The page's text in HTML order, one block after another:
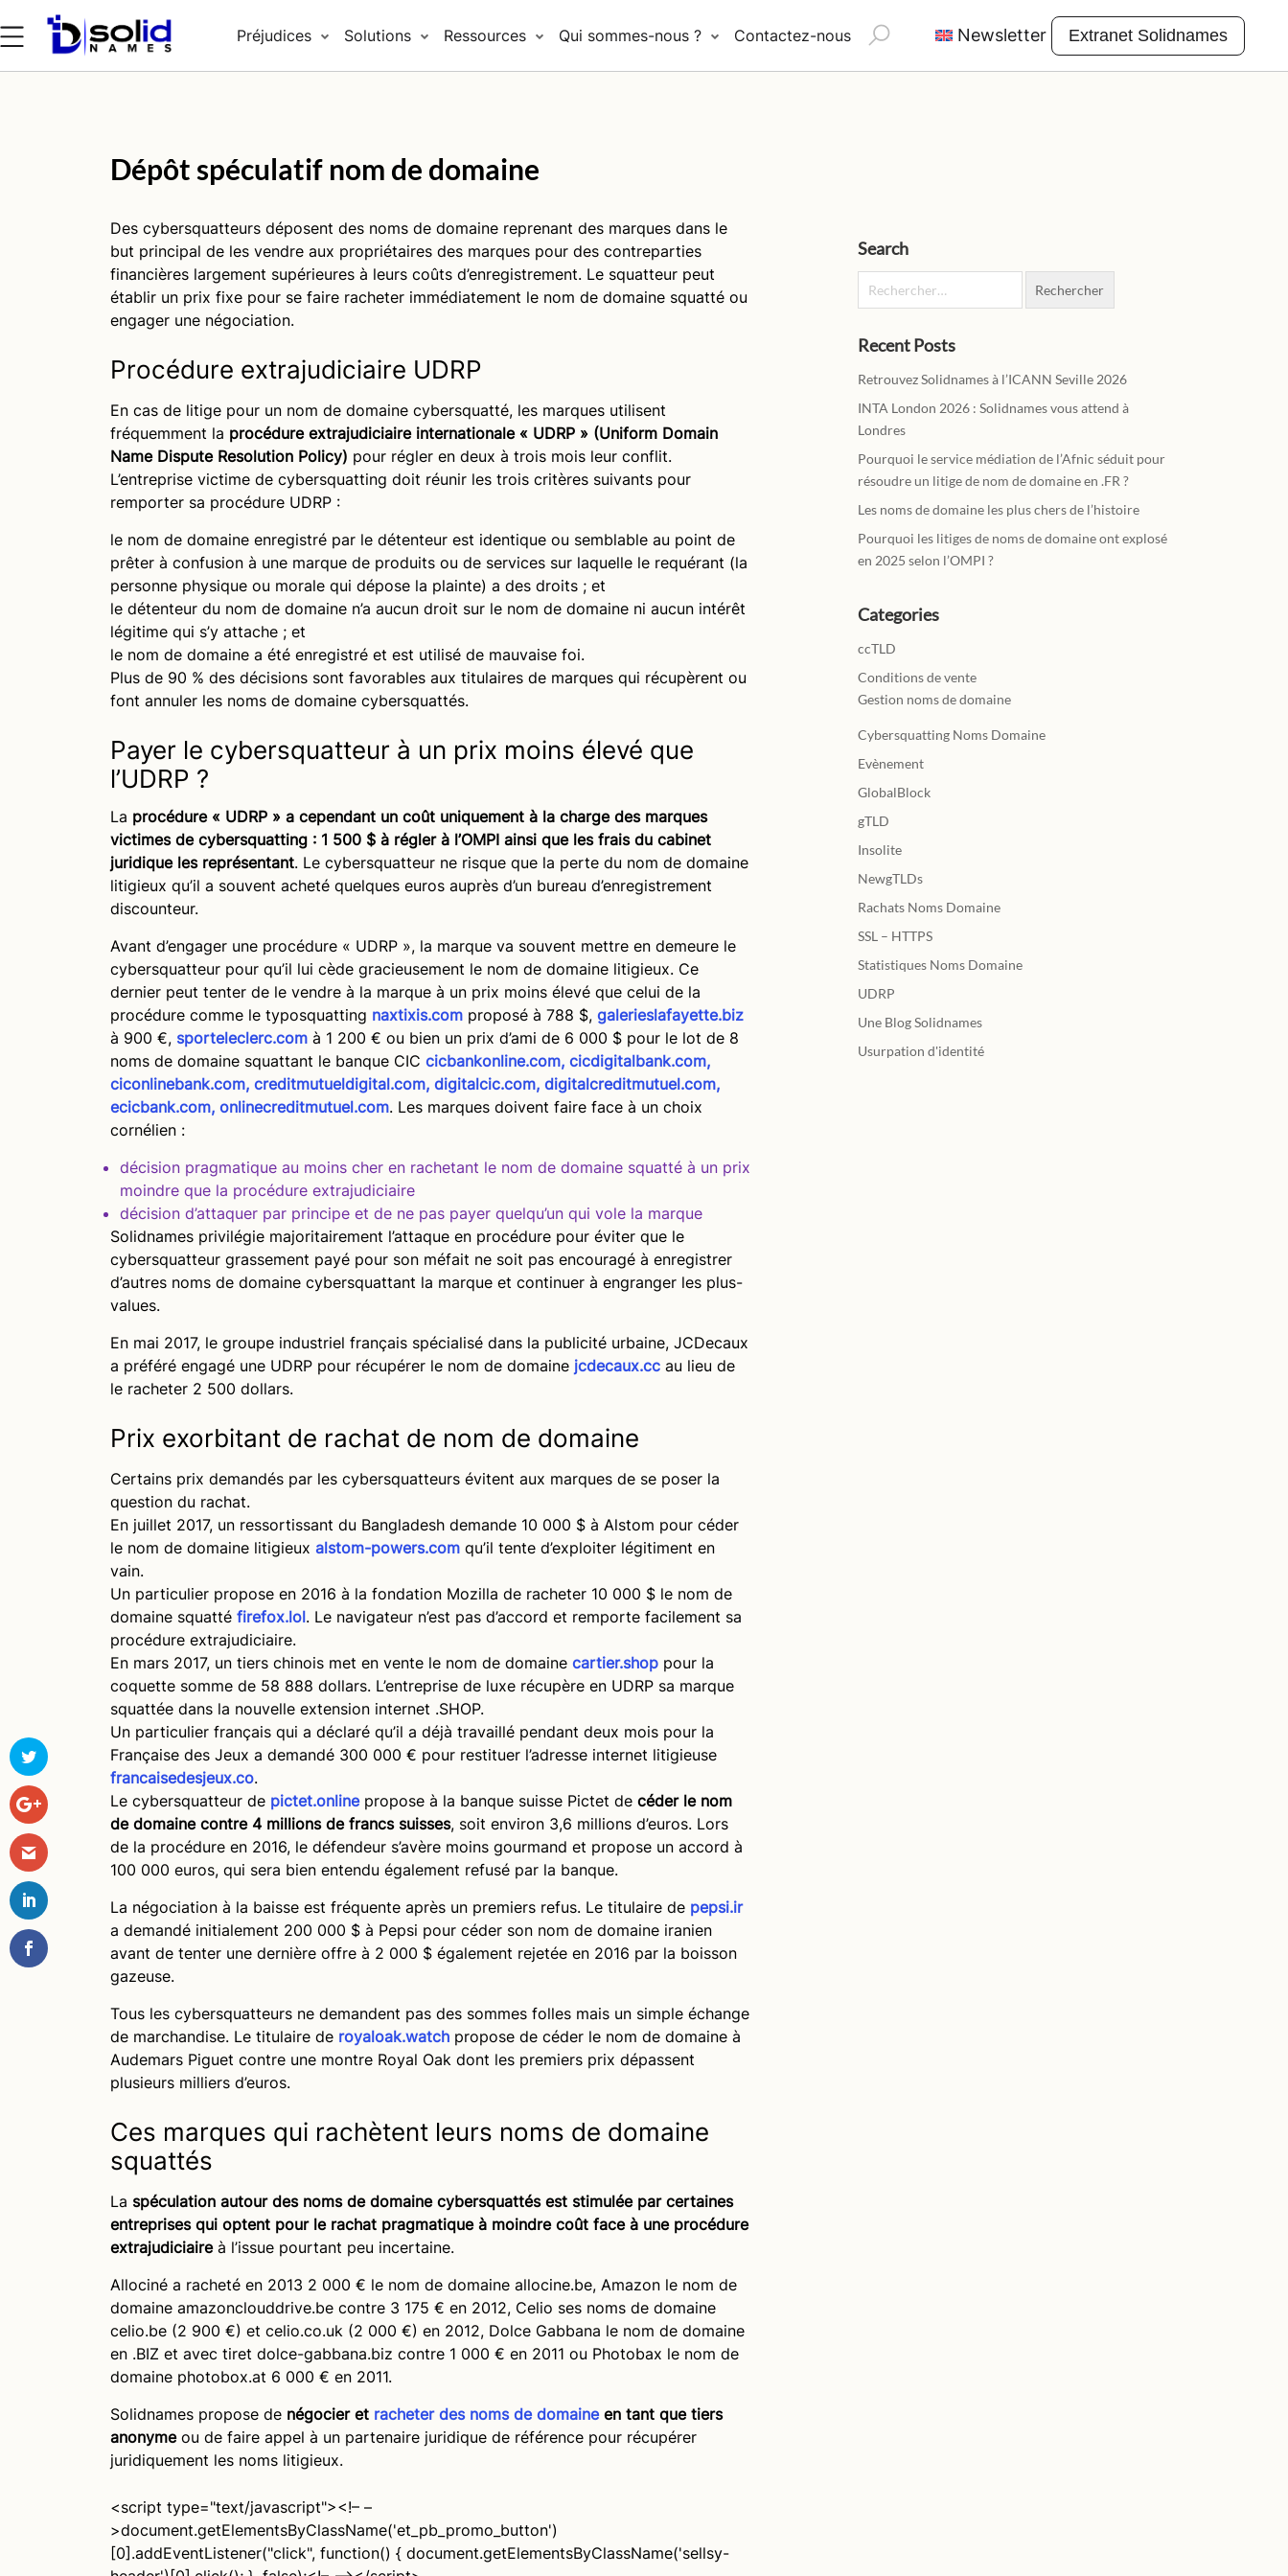
Préjudices Solutions Ressources Qui sommes-nous ? Contactez-nous Rechercher : Newsletter Extranet Solidnames
Dépôt spéculatif nom de domaine
Des cybersquatteurs déposent des noms de domaine reprenant des marques dans le
but principal de les vendre aux propriétaires des marques pour des contreparties
financières largement supérieures à leurs coûts d’enregistrement. Le squatteur peut
établir un prix fixe pour se faire racheter immédiatement le nom de domaine squatté ou
engager une négociation.
Procédure extrajudiciaire UDRP
En cas de litige pour un nom de domaine cybersquatté, les marques utilisent
fréquemment la procédure extrajudiciaire internationale « UDRP » (Uniform Domain
Name Dispute Resolution Policy) pour régler en deux à trois mois leur conflit.
L’entreprise victime de cybersquatting doit réunir les trois critères suivants pour
remporter sa procédure UDRP :
le nom de domaine enregistré par le détenteur est identique ou semblable au point de
prêter à confusion à une marquede produits ou de services sur laquelle le requérant (la
personne physique ou morale qui dépose la plainte) a des droits ; et
le détenteur du nom de domaine n’a aucun droit sur le nom de domaine ni aucun intérêt
légitimequi s’y attache ; et
le nom de domaine a été enregistré et est utilisé de mauvaise foi.
Plus de 90 % des décisions sont favorables aux titulaires de marques qui récupèrent ou
font annuler les noms de domaine cybersquattés.
Payer le cybersquatteur à un prix moins élevé que
l’UDRP ?
La procédure « UDRP » a cependant un coût uniquement à la charge des marques
victimes de cybersquatting : 1 500 $ à régler à l’OMPI ainsi que les frais du cabinet
juridique les représentant. Le cybersquatteur ne risque que la perte du nom de domaine
litigieux qu’il a souvent acheté quelques euros auprès d’un bureau d’enregistrement
discounteur.
Avant d’engager une procédure « UDRP », la marque va souvent mettre en demeure le
cybersquatteur pour qu’il lui cède gracieusement le nom de domaine litigieux. Ce
dernier peut tenter de le vendre à la marque à un prix moins élevé que celui de la
procédure comme le typosquatting naxtixis.comproposé à 788 $, galerieslafayette.biz
à 900 €, sporteleclerc.comà 1 200 € ou bien un prix d’ami de 6 000 $ pour le lot de 8
noms de domaine squattant le banque CIC cicbankonline.com, cicdigitalbank.com,
ciconlinebank.com, creditmutueldigital.com, digitalcic.com, digitalcreditmutuel.com,
ecicbank.com, onlinecreditmutuel.com. Les marques doivent faire face à un choix
cornélien :
décision pragmatique au moins cher en rachetant le nom de domaine squatté à un prix
moindre que la procédure extrajudiciaire
décision d’attaquer par principe et de ne pas payer quelqu’un qui vole la marque
Solidnames privilégie majoritairement l’attaque en procédure pour éviter que le
cybersquatteur grassement payé pour son méfait ne soit pas encouragé à enregistrer
d’autres noms de domaine cybersquattant la marque et continuer à engranger les plus-
values.
En mai 2017, le groupe industriel français spécialisé dans la publicité urbaine, JCDecaux
a préféré engagé une UDRP pour récupérer le nom de domaine jcdecaux.ccau lieu de
le racheter 2 500 dollars.
Prix exorbitant de rachat de nom de domaine
Certains prix demandés par les cybersquatteurs évitent aux marques de se poser la
question du rachat.
En juillet 2017, un ressortissant du Bangladesh demande 10 000 $ à Alstom pour céder
le nom de domaine litigieux alstom-powers.comqu’il tente d’exploiter légitiment en
vain.
Un particulier propose en 2016 à la fondation Mozilla de racheter 10 000 $ le nom de
domaine squatté firefox.lol. Le navigateur n’est pas d’accord et remporte facilement sa
procédure extrajudiciaire.
En mars 2017, un tiers chinois met en vente le nom de domaine cartier.shoppour la
coquette somme de 58 888 dollars. L’entreprise de luxe récupère en UDRP sa marque
squattée dans la nouvelle extension internet .SHOP.
Un particulier français qui a déclaré qu’il a déjà travaillé pendant deux mois pour la
Française des Jeux a demandé 300 000 € pour restituer l’adresse internet litigieuse
francaisedesjeux.co.
Le cybersquatteur de pictet.onlinepropose à la banque suisse Pictet de céder le nom
de domaine contre 4 millions de francs suisses, soit environ 3,6 millions d’euros. Lors
de la procédure en 2016, le défendeur s’avère moins gourmand et propose un accord à
100 000 euros, qui sera bien entendu également refusé par la banque.
La négociation à la baisse est fréquente après un premiers refus. Le titulaire de pepsi.ir
a demandé initialement 200 000 $ à Pepsi pour céder son nom de domaine iranien
avant de tenter une dernière offre à 2 000 $ également rejetée en 2016 par la boisson
gazeuse.
Tous les cybersquatteurs ne demandent pas des sommes folles mais un simple échange
de marchandise. Le titulaire de royaloak.watchpropose de céder le nom de domaine à
Audemars Piguet contre une montre Royal Oak dont les premiers prix dépassent
plusieurs milliers d’euros.
Ces marques qui rachètent leurs noms de domaine
squattés
La spéculation autour des noms de domaine cybersquattés est stimulée par certaines
entreprises qui optent pour le rachat pragmatique à moindre coût face à une procédure
extrajudiciaireà l’issue pourtant peu incertaine.
Allociné a racheté en 2013 2 000 € le nom de domaine allocine.be, Amazon le nom de
domaine amazonclouddrive.be contre 3 175 € en 2012, Celio ses noms de domaine
celio.be (2 900 €) et celio.co.uk (2 000 €) en 2012, Dolce Gabbana le nom de domaine
en .BIZ et avec tiret dolce-gabbana.biz contre 1 000 € en 2011 ou Photobax le nom de
domaine photobox.at 6 000 € en 2011.
Solidnames propose de négocier et racheter des noms de domaineen tant que tiers
anonymeou de faire appel à un partenaire juridique de référence pour récupérer
juridiquement les noms litigieux.
<script type="text/javascript"><!– –
>document.getElementsByClassName('et_pb_promo_button')
[0].addEventListener("click", function() { document.getElementsByClassName('sellsy-
Search
Recent Posts
Retrouvez Solidnames à l’ICANN Seville 2026
INTA London 2026 : Solidnames vous attend à
Londres
Pourquoi le service médiation de l’Afnic séduit pour
résoudre un litige de nom de domaine en .FR ?
Les noms de domaine les plus chers de l’histoire
Pourquoi les litiges de noms de domaine ont explosé
en 2025 selon l’OMPI ?
Categories
ccTLD
Conditions de vente
Gestion noms de domaine
Cybersquatting Noms Domaine
Evènement
GlobalBlock
gTLD
Insolite
NewgTLDs
Rachats Noms Domaine
SSL – HTTPS
Statistiques Noms Domaine
UDRP
Une Blog Solidnames
Usurpation d'identité